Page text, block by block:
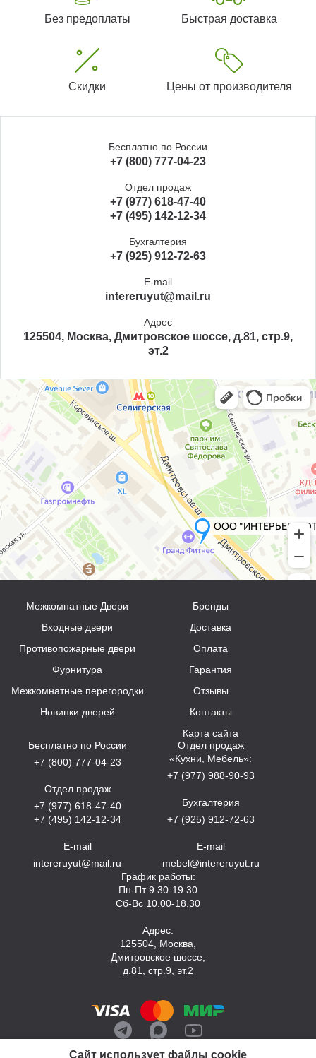
Без предоплаты Быстрая доставка
Скидки Цены от производителя
Бесплатно по России
+7 (800) 777-04-23
Отдел продаж
+7 (977) 618-47-40
+7 (495) 142-12-34
Бухгалтерия
+7 (925) 912-72-63
E-mail
intereruyut@mail.ru
Адрес
125504, Москва, Дмитровское шоссе, д.81, стр.9,
эт.2
Сайт использует файлы cookie
Межкомнатные Двери
Входные двери
Противопожарные двери
Фурнитура
Межкомнатные перегородки
Новинки дверей
Бренды
Доставка
Оплата
Гарантия
Отзывы
Контакты
Карта сайта
Бесплатно по России
+7 (800) 777-04-23
Отдел продаж
+7 (977) 618-47-40
+7 (495) 142-12-34
E-mail
intereruyut@mail.ru
Отдел продаж
«Кухни, Мебель»:
+7 (977) 988-90-93
Бухгалтерия
+7 (925) 912-72-63
E-mail
mebel@intereruyut.ru
График работы:
Пн-Пт 9.30-19.30
Сб-Вс 10.00-18.30
Адрес:
125504, Москва,
Дмитровское шоссе,
д.81, стр.9, эт.2